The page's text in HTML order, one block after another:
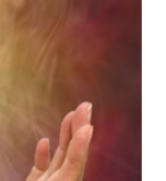
par :
»